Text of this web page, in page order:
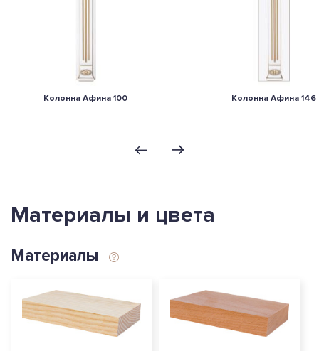
Колонна Афина 100 Колонна Афина 146
Материалы и цвета
Материалы